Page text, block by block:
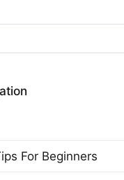
For Beginners